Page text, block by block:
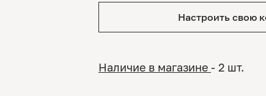
Настроить свою
Наличие в магазине - 2 шт.